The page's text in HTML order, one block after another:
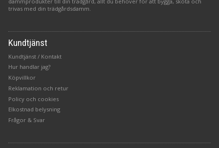
trivas med din trädgårdsdamm.
Kundtjänst
Kundtjänst / Kontakt
Hur handlar jag?
Köpvillkor
Reklamation och retur
Policy och cookies
Elkostnad belysning
Frågor & Svar